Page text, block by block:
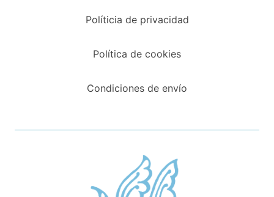
Políticia de privacidad
Política de cookies
Condiciones de envío